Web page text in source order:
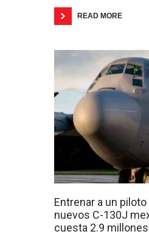
READ MORE
Entrenar a un
nuevos C-130J
cuesta 2.9